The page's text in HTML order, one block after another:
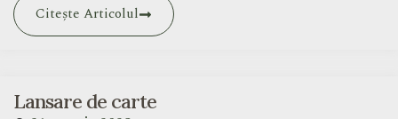
Citește Articolul
Lansare de carte